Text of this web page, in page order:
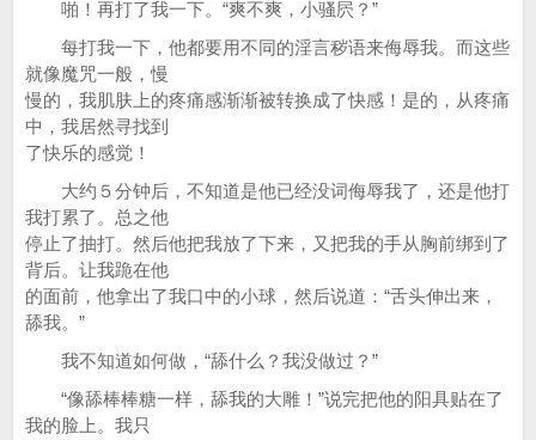
啪！再打了我一下。“爽不爽，小骚屄？”
每打我一下，他都要用不同的淫言秽语来侮辱我。而这些
就像魔咒一般，慢
慢的，我肌肤上的疼痛感渐渐被转换成了快感！是的，从疼痛
中，我居然寻找到
了快乐的感觉！
大约５分钟后，不知道是他已经没词侮辱我了，还是他打
我打累了。总之他
停止了抽打。然后他把我放了下来，又把我的手从胸前绑到了
背后。让我跪在他
的面前，他拿出了我口中的小球，然后说道：“舌头伸出来，
舔我。”
我不知道如何做，“舔什么？我没做过？”
“像舔棒棒糖一样，舔我的大雕！”说完把他的阳具贴在了
我的脸上。我只